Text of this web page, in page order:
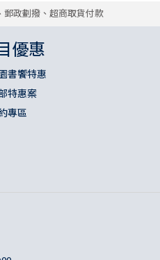
政劃撥、超商取貨付款
優惠
書饗特惠
特惠案
專區